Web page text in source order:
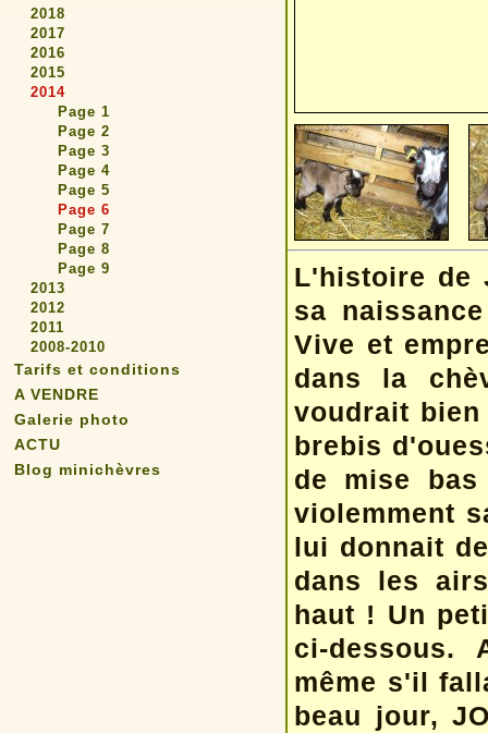
2018
2017
2016
2015
2014
Page 1
Page 2
Page 3
Page 4
Page 5
Page 6
Page 7
Page 8
Page 9
2013
2012
2011
2008-2010
Tarifs et conditions
A VENDRE
Galerie photo
ACTU
Blog minichèvres
L'histoire de
sa
Vive et
dans la
voudrait
brebis
de mise
violemment
lui donnait
dans les
haut ! Un
ci-dessous.
même s'il
beau jour,